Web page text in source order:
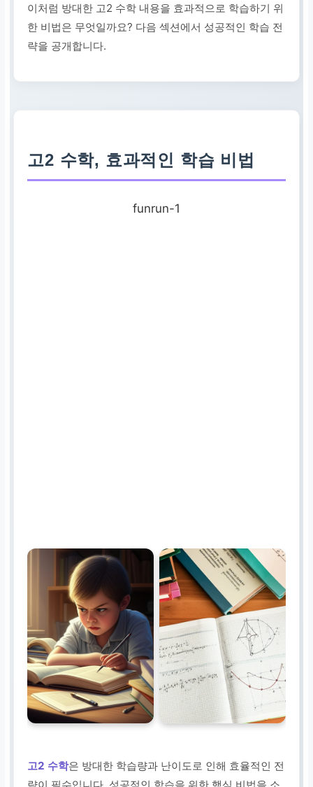
이처럼 방대한 고2 수학 내용을 효과적으로 학습하기 위
한 비법은 무엇일까요? 다음 섹션에서 성공적인 학습 전
략을 공개합니다.
고2 수학, 효과적인 학습 비법
funrun-1
고2 수학은 방대한 학습량과 난이도로 인해 효율적인 전